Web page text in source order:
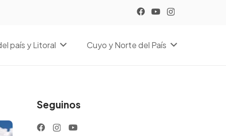
país y Litoral Cuyo y Norte del País
Seguinos